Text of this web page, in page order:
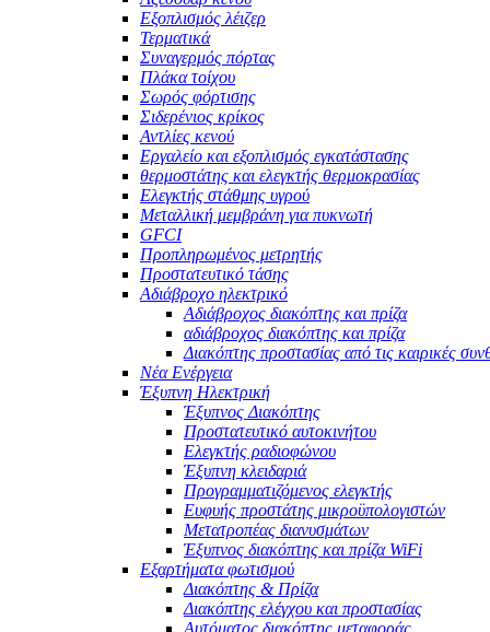
Εξοπλισμός λέιζερ
Τερματικά
Συναγερμός πόρτας
Πλάκα τοίχου
Σωρός φόρτισης
Σιδερένιος κρίκος
Αντλίες κενού
Εργαλείο και εξοπλισμός εγκατάστασης
θερμοστάτης και ελεγκτής θερμοκρασίας
Ελεγκτής στάθμης υγρού
Μεταλλική μεμβράνη για πυκνωτή
GFCI
Προπληρωμένος μετρητής
Προστατευτικό τάσης
Αδιάβροχο ηλεκτρικό
Αδιάβροχος διακόπτης και πρίζα
αδιάβροχος διακόπτης και πρίζα
Διακόπτης προστασίας από τις καιρικές
Νέα Ενέργεια
Έξυπνη Ηλεκτρική
Έξυπνος Διακόπτης
Προστατευτικό αυτοκινήτου
Ελεγκτής ραδιοφώνου
Έξυπνη κλειδαριά
Προγραμματιζόμενος ελεγκτής
Ευφυής προστάτης μικροϋπολογιστών
Μετατροπέας διανυσμάτων
Έξυπνος διακόπτης και πρίζα WiFi
Εξαρτήματα φωτισμού
Διακόπτης & Πρίζα
Διακόπτης ελέγχου και προστασίας
Αυτόματος διακόπτης μεταφοράς